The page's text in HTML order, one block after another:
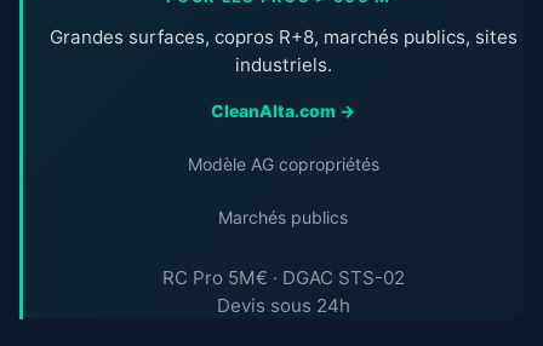
Grandes surfaces, copros R+8, marchés publics, sites
industriels.
CleanAlta.com →
Modèle AG copropriétés
Marchés publics
RC Pro 5M€ · DGAC STS-02
Devis sous 24h